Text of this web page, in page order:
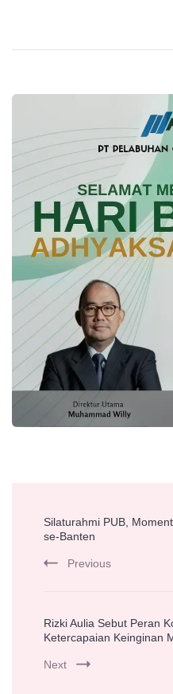
Navigation
Silaturahmi PUB,
se-Banten
Previous
Rizki Aulia Sebut Peran
Ketercapaian Keinginan
Next